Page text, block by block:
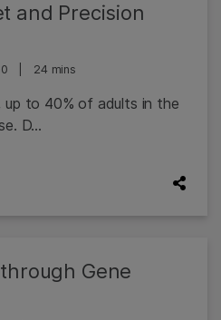
and Precision
24 mins
to 40% of adults in the
D...
Gene